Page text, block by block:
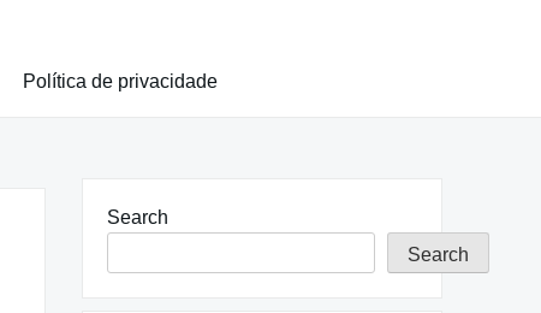
Política de privacidade
Search
Search